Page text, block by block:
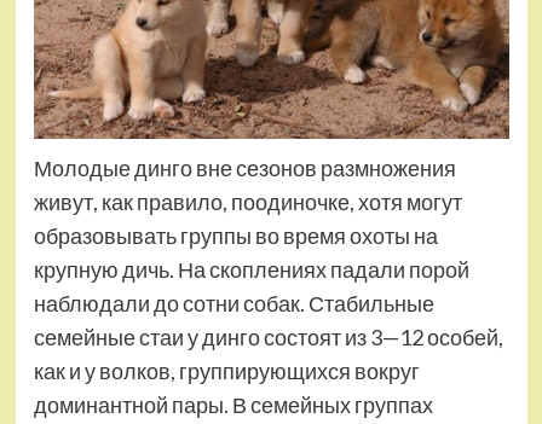
Молодые динго вне сезонов размножения
живут, как правило, поодиночке, хотя могут
образовывать группы во время охоты на
крупную дичь. На скоплениях падали порой
наблюдали до сотни собак. Стабильные
семейные стаи у динго состоят из 3—12 особей,
как и у волков, группирующихся вокруг
доминантной пары. В семейных группах